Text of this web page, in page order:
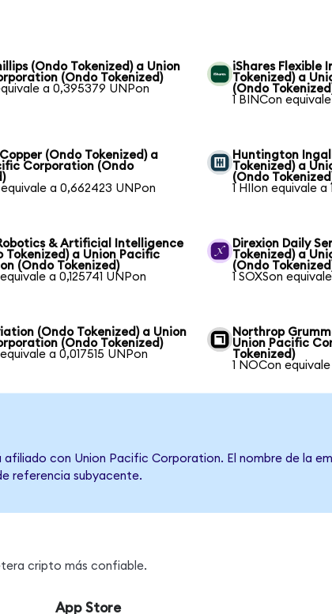
(Ondo Tokenized) a Union
(Ondo Tokenized)
a 0,395379 UNPon
iShares Flexible
Tokenized) a
(Ondo
1 BINCon
(Ondo Tokenized) a
Corporation (Ondo
equivale a 0,662423 UNPon
Huntington
Tokenized) a
(Ondo
1 HIIon equivale a
& Artificial Intelligence
Tokenized) a Union Pacific
(Ondo Tokenized)
a 0,125741 UNPon
Direxion Daily
Tokenized) a
(Ondo
1 SOXSon
(Ondo Tokenized) a Union
(Ondo Tokenized)
a 0,017515 UNPon
Northrop
Union Pacific
Tokenized)
1 NOCon
con Union Pacific Corporation. El nombre de la
referencia subyacente.
cripto más confiable.
App Store